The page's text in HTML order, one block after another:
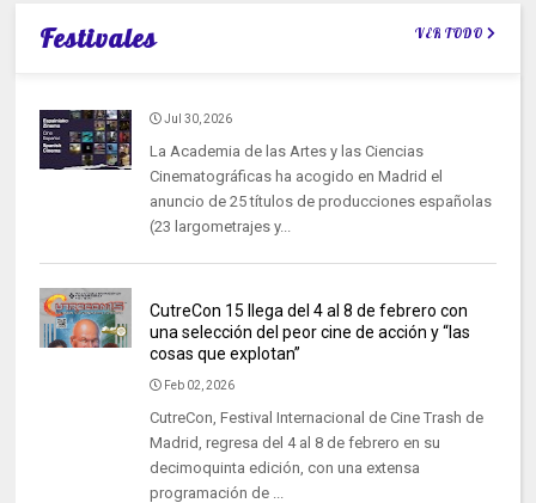
Festivales VER TODO
Jul 30, 2026
La Academia de las Artes y las Ciencias
Cinematográficas ha acogido en Madrid el
anuncio de 25 títulos de producciones españolas
(23 largometrajes y...
CutreCon 15 llega del 4 al 8 de febrero con
una selección del peor cine de acción y “las
cosas que explotan”
Feb 02, 2026
CutreCon, Festival Internacional de Cine Trash de
Madrid, regresa del 4 al 8 de febrero en su
decimoquinta edición, con una extensa
programación de ...